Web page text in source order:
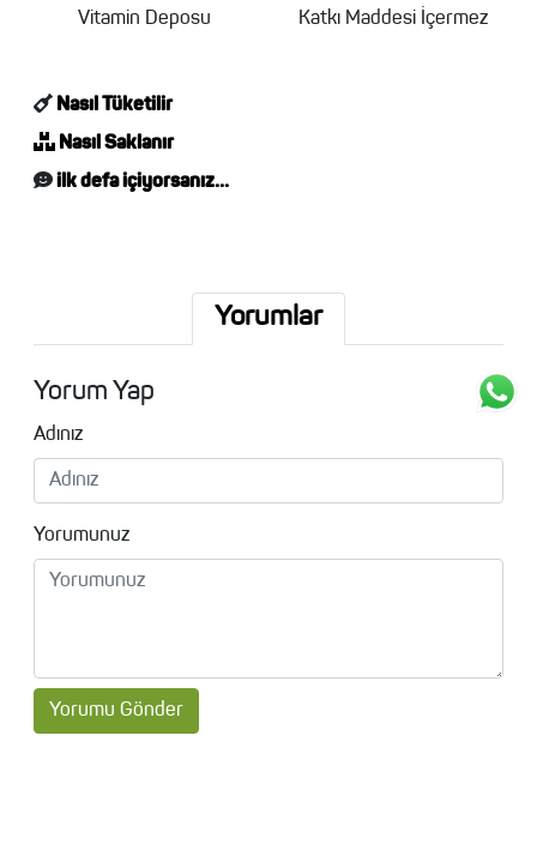
Vitamin Deposu Katkı Maddesi İçermez
Nasıl Tüketilir
Nasıl Saklanır
ilk defa içiyorsanız...
Yorumlar
Yorum Yap
Adınız
Yorumunuz
Yorumu Gönder